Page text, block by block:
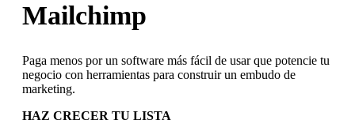
Mailchimp
Paga menos por un software más fácil de usar que potencie tu
negocio con herramientas para construir un embudo de
marketing.
HAZ CRECER TU LISTA